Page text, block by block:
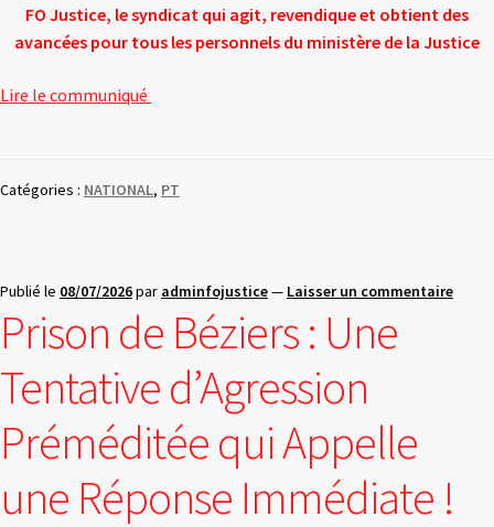
FO Justice, le syndicat qui agit, revendique et obtient des
avancées pour tous les personnels du ministère de la Justice
Lire le communiqué
Catégories : NATIONAL, PT
Publié le 08/07/2026par adminfojustice— Laisser un commentaire
Prison de Béziers : Une
Tentative d’Agression
Préméditée qui Appelle
une Réponse Immédiate !